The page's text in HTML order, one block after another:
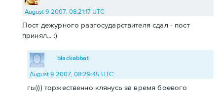
August 9 2007, 08:21:17 UTC
Пост дежурного разгосударствителя сдал - пост
принял... :)
blackabbat
August 9 2007, 08:29:45 UTC
гы))) торжественно клянусь за время боевого